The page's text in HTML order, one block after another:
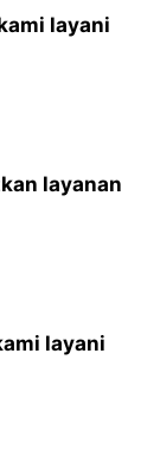
layani
layanan
layani